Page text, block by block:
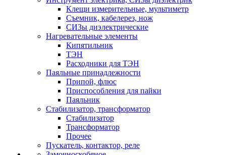
Клещи измерительные, мультиметр
Съемник, кабелерез, нож
СИЗы диэлектрические
Нагревательные элементы
Кипятильник
ТЭН
Расходники для ТЭН
Паяльные принадлежности
Припой, флюс
Приспособления для пайки
Паяльник
Стабилизатор, трансформатор
Стабилизатор
Трансформатор
Прочее
Пускатель, контактор, реле